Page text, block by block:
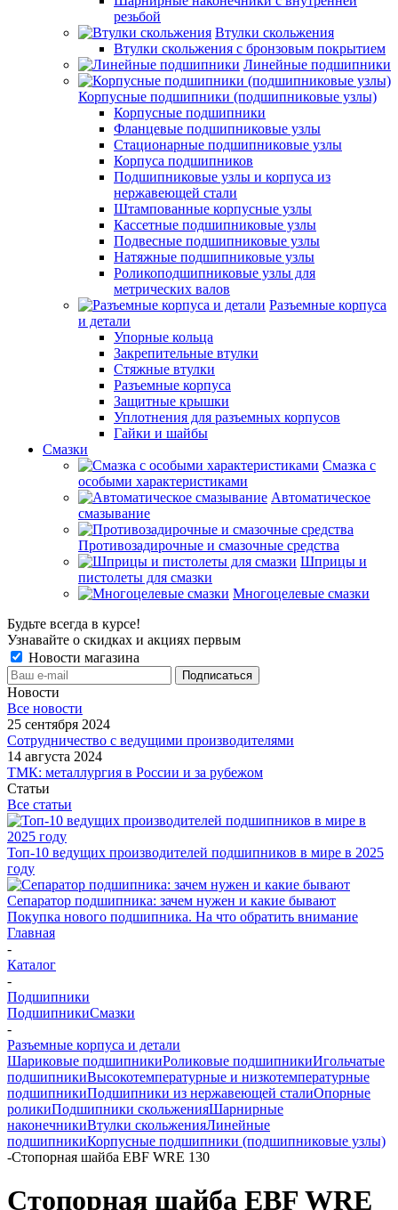
резьбой
Втулки скольжения
Втулки скольжения с бронзовым покрытием
Линейные подшипники
Корпусные подшипники (подшипниковые узлы)
Корпусные подшипники
Фланцевые подшипниковые узлы
Стационарные подшипниковые узлы
Корпуса подшипников
Подшипниковые узлы и корпуса из
нержавеющей стали
Штампованные корпусные узлы
Кассетные подшипниковые узлы
Подвесные подшипниковые узлы
Натяжные подшипниковые узлы
Роликоподшипниковые узлы для
метрических валов
Разъемные корпуса
и детали
Упорные кольца
Закрепительные втулки
Стяжные втулки
Разъемные корпуса
Защитные крышки
Уплотнения для разъемных корпусов
Гайки и шайбы
Смазки
Смазка с
особыми характеристиками
Автоматическое
смазывание
Противозадирочные и смазочные средства
Шприцы и
пистолеты для смазки
Многоцелевые смазки
Будьте всегда в курсе!
Узнавайте о скидках и акциях первым
Новости магазина
Новости
Все новости
25 сентября 2024
Сотрудничество с ведущими производителями
14 августа 2024
ТМК: металлургия в России и за рубежом
Статьи
Все статьи
Топ-10 ведущих производителей подшипников в мире в 2025
году
Сепаратор подшипника: зачем нужен и какие бывают
Покупка нового подшипника. На что обратить внимание
Главная
-
Каталог
-
Подшипники
ПодшипникиСмазки
-
Разъемные корпуса и детали
Шариковые подшипникиРоликовые подшипникиИгольчатые
подшипникиВысокотемпературные и низкотемпературные
подшипникиПодшипники из нержавеющей сталиОпорные
роликиПодшипники скольженияШарнирные
наконечникиВтулки скольженияЛинейные
подшипникиКорпусные подшипники (подшипниковые узлы)
-Стопорная шайба EBF WRE 130
Стопорная шайба EBF WRE